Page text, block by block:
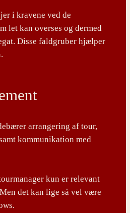
i kravene ved de
let kan overses og dermed
Disse faldgruber hjælper
arrangering af tour,
kommunikation med
kun er relevant
det kan lige så vel være